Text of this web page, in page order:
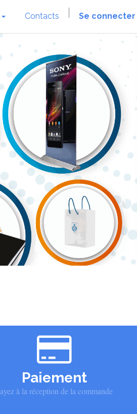
Contacts Se connecter
Paiement
à la réception de la commande